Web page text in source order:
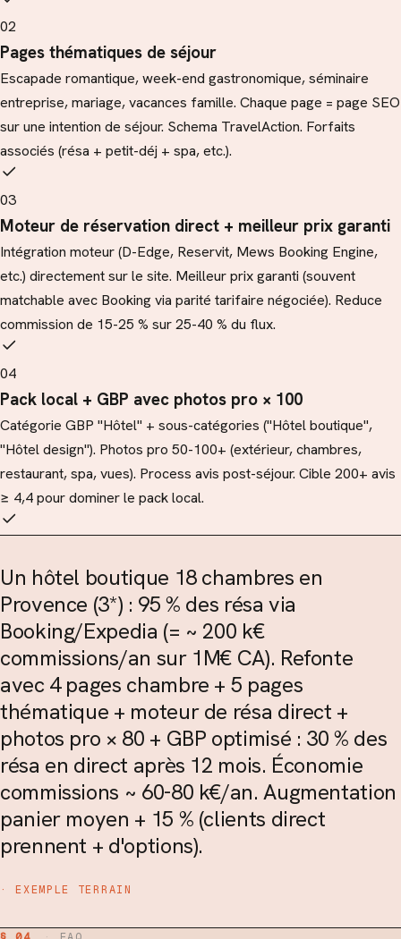
02
Pages thématiques de séjour
Escapade romantique, week-end gastronomique, séminaire
entreprise, mariage, vacances famille. Chaque page = page SEO
sur une intention de séjour. Schema TravelAction. Forfaits
associés (résa + petit-déj + spa, etc.).
03
Moteur de réservation direct + meilleur prix garanti
Intégration moteur (D-Edge, Reservit, Mews Booking Engine,
etc.) directement sur le site. Meilleur prix garanti (souvent
matchable avec Booking via parité tarifaire négociée). Reduce
commission de 15-25 % sur 25-40 % du flux.
04
Pack local + GBP avec photos pro × 100
Catégorie GBP "Hôtel" + sous-catégories ("Hôtel boutique",
"Hôtel design"). Photos pro 50-100+ (extérieur, chambres,
restaurant, spa, vues). Process avis post-séjour. Cible 200+ avis
≥ 4,4 pour dominer le pack local.
Un hôtel boutique 18 chambres en
Provence (3*) : 95 % des résa via
Booking/Expedia (= ~ 200 k€
commissions/an sur 1M€ CA). Refonte
avec 4 pages chambre + 5 pages
thématique + moteur de résa direct +
photos pro × 80 + GBP optimisé : 30 % des
résa en direct après 12 mois. Économie
commissions ~ 60-80 k€/an. Augmentation
panier moyen + 15 % (clients direct
prennent + d'options).
· EXEMPLE TERRAIN